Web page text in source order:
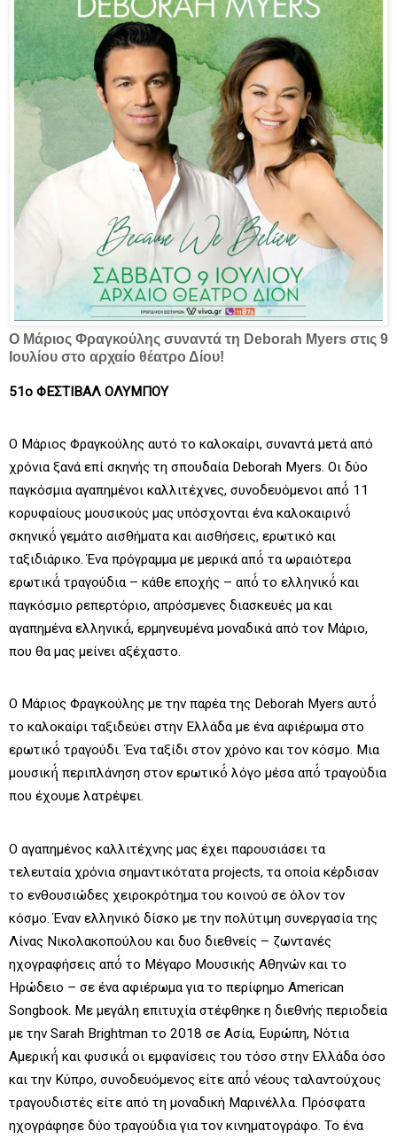
Ο Μάριος Φραγκούλης συναντά τη Deborah Myers στις 9
Ιουλίου στο αρχαίο θέατρο Δίου!
51ο ΦΕΣΤΙΒΑΛ ΟΛΥΜΠΟΥ
Ο Μάριος Φραγκούλης αυτό το καλοκαίρι, συναντά μετά από
χρόνια ξανά επί σκηνής τη σπουδαία Deborah Myers. Οι δύο
παγκόσμια αγαπημένοι καλλιτέχνες, συνοδευόμενοι από́ 11
κορυφαίους μουσικούς μας υπόσχονται ένα καλοκαιρινό́
σκηνικό́ γεμάτο αισθήματα και αισθήσεις, ερωτικό και
ταξιδιάρικο. Ένα πρόγραμμα με μερικά από́ τα ωραιότερα
ερωτικά́ τραγούδια – κάθε εποχής – από́ το ελληνικό́ και
παγκόσμιο ρεπερτόριο, απρόσμενες διασκευές μα και
αγαπημένα ελληνικά́, ερμηνευμένα μοναδικά από τον Μάριο,
που θα μας μείνει αξέχαστο.
Ο Μάριος Φραγκούλης με την παρέα της Deborah Myers αυτό́
το καλοκαίρι ταξιδεύει στην Ελλάδα με ένα αφιέρωμα στο
ερωτικό́ τραγούδι. Ένα ταξίδι στον χρόνο και τον κόσμο. Μια
μουσική́ περιπλάνηση στον ερωτικό́ λόγο μέσα από́ τραγούδια
που έχουμε λατρέψει.
Ο αγαπημένος καλλιτέχνης μας έχει παρουσιάσει τα
τελευταία χρόνια σημαντικότατα projects, τα οποία κέρδισαν
το ενθουσιώδες χειροκρότημα του κοινού σε όλον τον
κόσμο. Έναν ελληνικό δίσκο με την πολύτιμη συνεργασία της
Λίνας Νικολακοπούλου και δυο διεθνείς – ζωντανές
ηχογραφήσεις από́ το Μέγαρο Μουσικής Αθηνών και το
Ηρώδειο – σε ένα αφιέρωμα για το περίφημο American
Songbook. Με μεγάλη επιτυχία στέφθηκε η διεθνής περιοδεία
με την Sarah Brightman το 2018 σε Ασία, Ευρώπη, Νότια
Αμερική́ και φυσικά́ οι εμφανίσεις του τόσο στην Ελλάδα όσο
και την Κύπρο, συνοδευόμενος είτε από́ νέους ταλαντούχους
τραγουδιστές είτε από τη μοναδική Μαρινέλλα. Πρόσφατα
ηχογράφησε δύο τραγούδια για τον κινηματογράφο. Το ένα